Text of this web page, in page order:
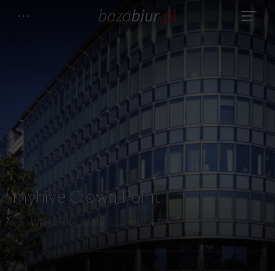
myhive Crown Point
Warszawa, Wola, ul. Prosta 70